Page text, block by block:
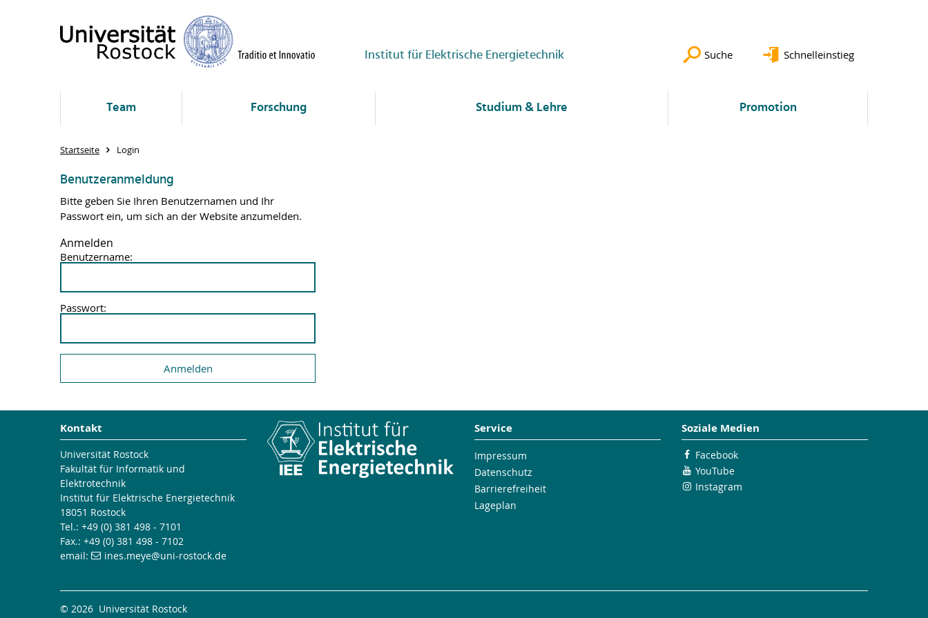
Institut für Elektrische Energietechnik Suche Schnelleinstieg
Team Forschung Studium & Lehre Promotion
Startseite Login
Benutzeranmeldung
Bitte geben Sie Ihren Benutzernamen und Ihr
Passwort ein, um sich an der Website anzumelden.
Anmelden
Benutzername:
Passwort:
Kontakt
Universität Rostock
Fakultät für Informatik und
Elektrotechnik
Institut für Elektrische Energietechnik
18051 Rostock
Tel.: +49 (0) 381 498 - 7101
Fax.: +49 (0) 381 498 - 7102
email:
ines.meye@uni-rostock.de
Service
Impressum
Datenschutz
Barrierefreiheit
Lageplan
Soziale Medien
Facebook
YouTube
Instagram
© 2026 Universität Rostock